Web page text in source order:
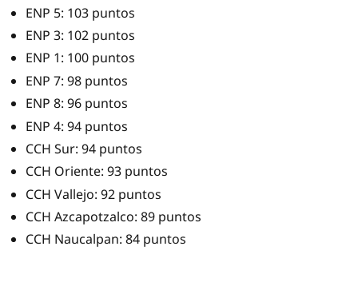
ENP 5: 103 puntos
ENP 3: 102 puntos
ENP 1: 100 puntos
ENP 7: 98 puntos
ENP 8: 96 puntos
ENP 4: 94 puntos
CCH Sur: 94 puntos
CCH Oriente: 93 puntos
CCH Vallejo: 92 puntos
CCH Azcapotzalco: 89 puntos
CCH Naucalpan: 84 puntos